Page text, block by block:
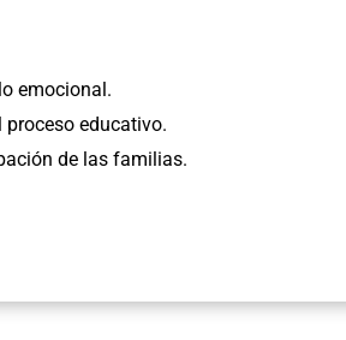
emocional.
proceso educativo.
de las familias.